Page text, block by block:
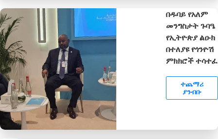
በዱባይ የአለም
መንግስታት ጉባዔ
የኢትዮጵያ ልዑክ
በተለያዩ የጎንዮሽ
ምክክሮች ተሳተፈ
ተጨማሪ
ያንብቡ